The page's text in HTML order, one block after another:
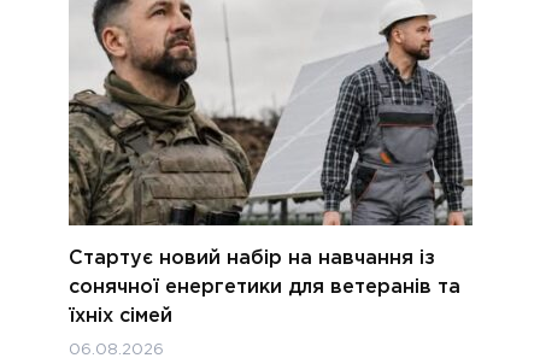
Стартує новий набір на навчання із
сонячної енергетики для ветеранів та
їхніх сімей
06.08.2026